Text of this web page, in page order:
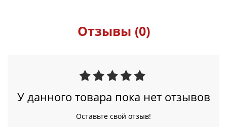
Отзывы (0)
У данного товара пока нет отзывов
Оставьте свой отзыв!